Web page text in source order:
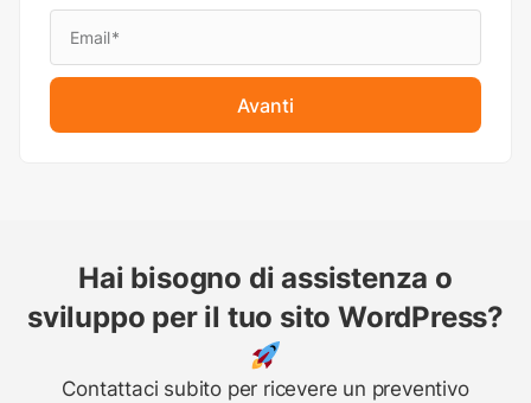
Avanti
Hai bisogno di assistenza o
sviluppo per il tuo sito WordPress?
Contattaci subito per ricevere un preventivo